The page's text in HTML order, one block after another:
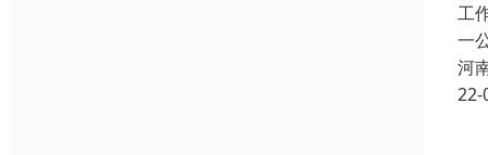
工
一
河
22-